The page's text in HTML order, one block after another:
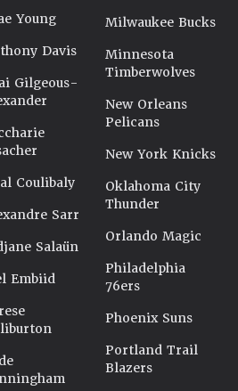
Young
Davis
Gilgeous-
Coulibaly
Sarr
Salaün
Embiid
Milwaukee Bucks
Minnesota
Timberwolves
New Orleans
Pelicans
New York Knicks
Oklahoma City
Thunder
Orlando Magic
Philadelphia
76ers
Phoenix Suns
Portland Trail
Blazers